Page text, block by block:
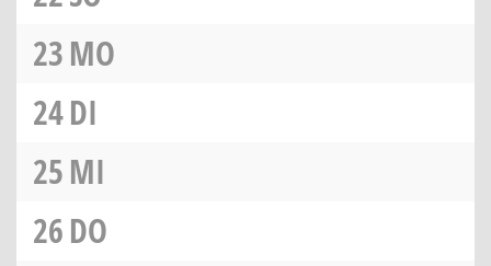
23MO
24DI
25MI
26DO